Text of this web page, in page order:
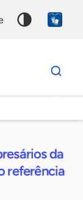
Dados
para
chave
da
referência